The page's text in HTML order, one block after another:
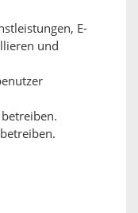
E-
und